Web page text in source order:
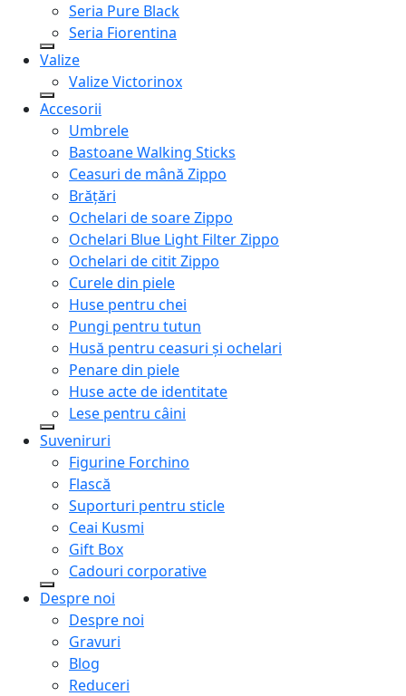
Seria Pure Black
Seria Fiorentina
Valize
Valize Victorinox
Accesorii
Umbrele
Bastoane Walking Sticks
Ceasuri de mână Zippo
Brățări
Ochelari de soare Zippo
Ochelari Blue Light Filter Zippo
Ochelari de citit Zippo
Curele din piele
Huse pentru chei
Pungi pentru tutun
Husă pentru ceasuri și ochelari
Penare din piele
Huse acte de identitate
Lese pentru câini
Suveniruri
Figurine Forchino
Flască
Suporturi pentru sticle
Ceai Kusmi
Gift Box
Cadouri corporative
Despre noi
Despre noi
Gravuri
Blog
Reduceri